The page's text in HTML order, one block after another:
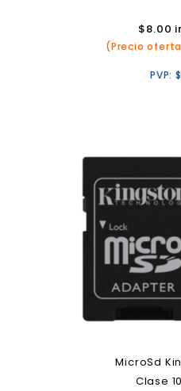
$8.00
(Precio
PVP: $
MicroSd
Clase